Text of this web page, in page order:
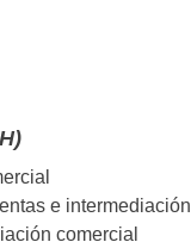
e intermediación
comercial